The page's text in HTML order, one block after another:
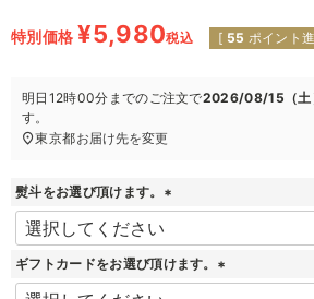
特別価格 ¥5,980税込 [ 55 ポイント
明日 12時00分 までのご注文で2026/08/15（土
す。
東京都お届け先を変更
熨斗をお選び頂けます。
(
必
須
)
ギフトカードをお選び頂けます。
(